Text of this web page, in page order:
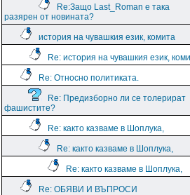
Re:Защо Last_Roman e така
разярен от новината?
история на чувашкия език, комита
Re: история на чувашкия език,
Re: Относно политиката.
Re: Предизборно ли се толерират
фашистите?
Re: както казваме в Шоплука,
Re: както казваме в Шоплука,
Re: както казваме в Шоплука,
Re: ОБЯВИ И ВЪПРОСИ